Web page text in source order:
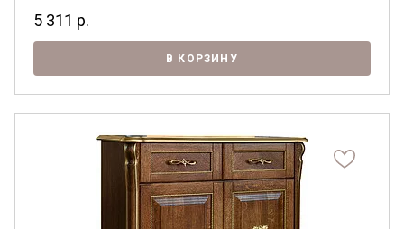
5 311 р.
В КОРЗИНУ